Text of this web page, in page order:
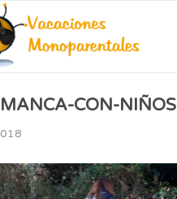
CON-NIÑOS